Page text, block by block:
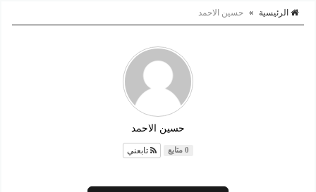
الرئيسية » حسين الاحمد
حسين الاحمد
0 متابع تابعني